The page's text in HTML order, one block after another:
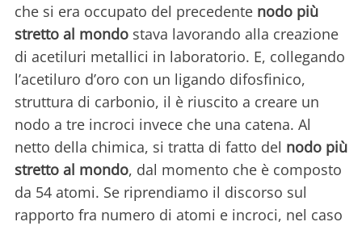
che si era occupato del precedente nodo più
stretto al mondo stava lavorando alla creazione
di acetiluri metallici in laboratorio. E, collegando
l’acetiluro d’oro con un ligando difosfinico,
struttura di carbonio, il è riuscito a creare un
nodo a tre incroci invece che una catena. Al
netto della chimica, si tratta di fatto del nodo più
stretto al mondo, dal momento che è composto
da 54 atomi. Se riprendiamo il discorso sul
rapporto fra numero di atomi e incroci, nel caso